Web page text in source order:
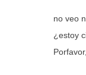
no veo
¿estoy
Por